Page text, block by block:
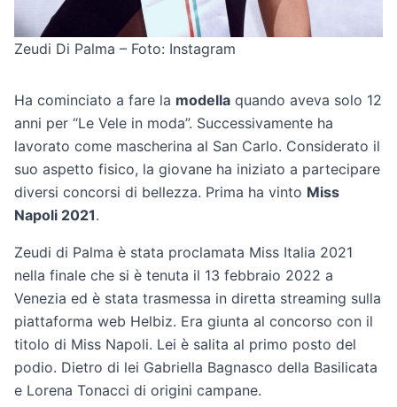
Zeudi Di Palma – Foto: Instagram
Ha cominciato a fare la modella quando aveva solo 12
anni per “Le Vele in moda”. Successivamente ha
lavorato come mascherina al San Carlo. Considerato il
suo aspetto fisico, la giovane ha iniziato a partecipare
diversi concorsi di bellezza. Prima ha vinto Miss
Napoli 2021.
Zeudi di Palma è stata proclamata Miss Italia 2021
nella finale che si è tenuta il 13 febbraio 2022 a
Venezia ed è stata trasmessa in diretta streaming sulla
piattaforma web Helbiz. Era giunta al concorso con il
titolo di Miss Napoli. Lei è salita al primo posto del
podio. Dietro di lei Gabriella Bagnasco della Basilicata
e Lorena Tonacci di origini campane.